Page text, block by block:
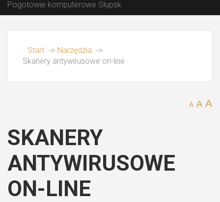
Pogotowie komputerowe Słupsk
Start -> Narzędzia ->
Skanery antywirusowe on-line
A A A
SKANERY
ANTYWIRUSOWE
ON-LINE